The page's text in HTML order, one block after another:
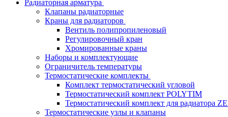
Радиаторная арматура
Клапаны радиаторные
Краны для радиаторов
Вентиль полипропиленовый
Регулировочный кран
Хромированные краны
Наборы и комплектующие
Ограничитель температуры
Термостатические комплекты
Комплект термостатический угловой
Термостатический комплект POLYTIM
Термостатический комплект для радиатора
Термостатические узлы и клапаны